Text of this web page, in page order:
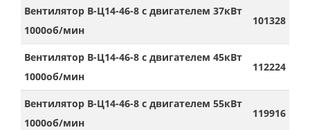
Вентилятор В-Ц14-46-8 с двигателем 37кВт
1000об/мин
101328
Вентилятор В-Ц14-46-8 с двигателем 45кВт
1000об/мин
112224
Вентилятор В-Ц14-46-8 с двигателем 55кВт
1000об/мин
119916